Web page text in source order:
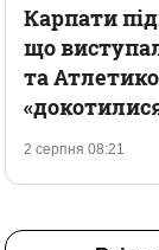
2 серпня 08:21
Карпати
що
та